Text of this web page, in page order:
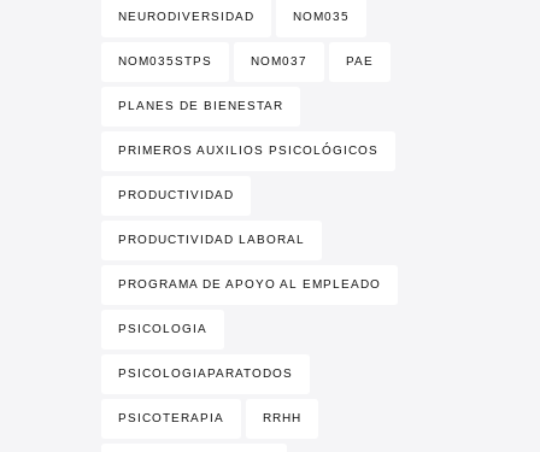
NEURODIVERSIDAD NOM035
NOM035STPS NOM037 PAE
PLANES DE BIENESTAR
PRIMEROS AUXILIOS PSICOLÓGICOS
PRODUCTIVIDAD
PRODUCTIVIDAD LABORAL
PROGRAMA DE APOYO AL EMPLEADO
PSICOLOGIA
PSICOLOGIAPARATODOS
PSICOTERAPIA RRHH